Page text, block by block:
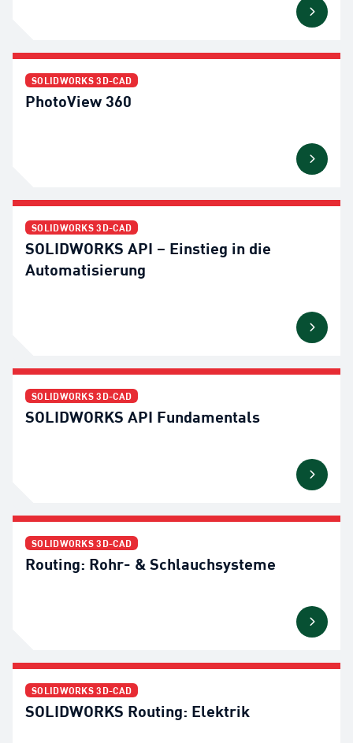
SOLIDWORKS 3D-CAD
PhotoView 360
SOLIDWORKS 3D-CAD
SOLIDWORKS API – Einstieg in die
Automatisierung
SOLIDWORKS 3D-CAD
SOLIDWORKS API Fundamentals
SOLIDWORKS 3D-CAD
Routing: Rohr- & Schlauchsysteme
SOLIDWORKS 3D-CAD
SOLIDWORKS Routing: Elektrik